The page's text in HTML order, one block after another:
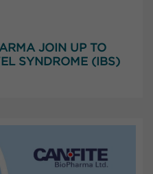
JOIN UP TO
SYNDROME (IBS)